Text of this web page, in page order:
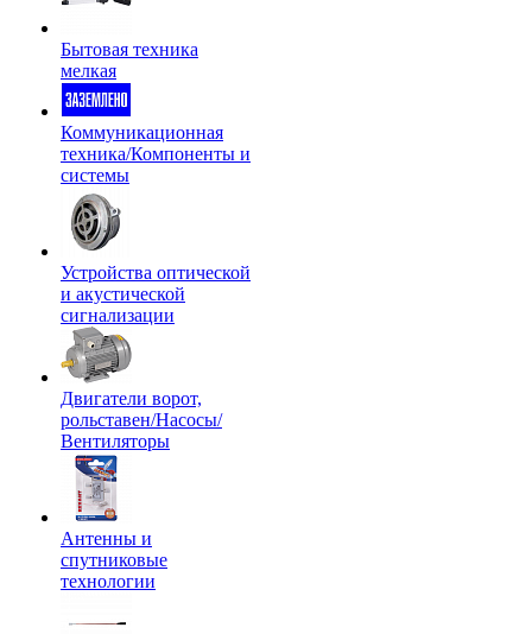
Бытовая техника
мелкая
Коммуникационная
техника/Компоненты и
системы
Устройства оптической
и акустической
сигнализации
Двигатели ворот,
рольставен/Насосы/
Вентиляторы
Антенны и
спутниковые
технологии